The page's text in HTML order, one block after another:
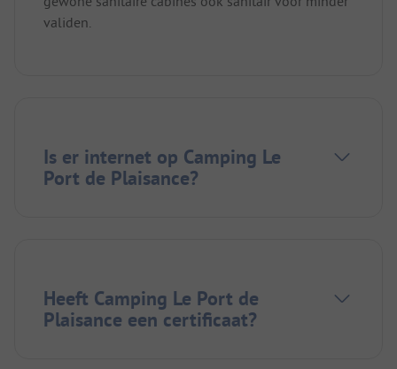
validen.
Is er internet op Camping Le
Port de Plaisance?
Heeft Camping Le Port de
Plaisance een certificaat?